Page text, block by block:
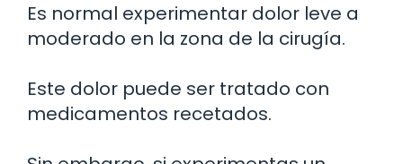
Es normal experimentar dolor leve a
moderado en la zona de la cirugía.
Este dolor puede ser tratado con
medicamentos recetados.